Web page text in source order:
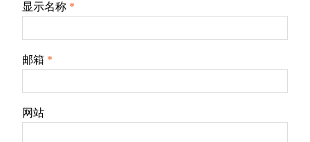
显示名称 *
邮箱 *
网站